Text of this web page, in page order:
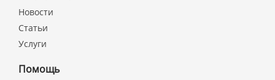
Новости
Статьи
Услуги
Помощь